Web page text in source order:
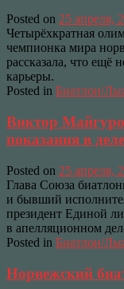
Posted on 25 апреля,
Четырёхкратная
чемпионка мира
рассказала, что ещё
карьеры.
Posted in Биатлон/
Виктор
показания в
Posted on 25 апреля,
Глава Союза
и бывший
президент Единой
в апелляционном
Posted in Биатлон/
Норвежский